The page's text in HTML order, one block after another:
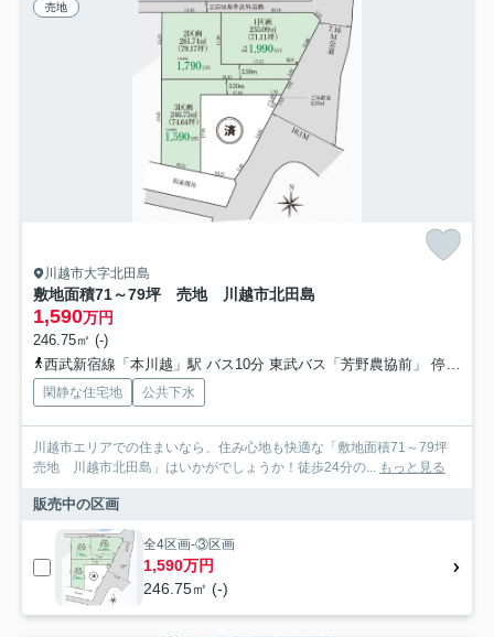
売地
川越市大字北田島
敷地面積71～79坪 売地 川越市北田島
1,590万円
246.75㎡ (-)
西武新宿線「本川越」駅 バス10分 東武バス「芳野農協前」 停歩2分
閑静な住宅地 公共下水
川越市エリアでの住まいなら、住み心地も快適な「敷地面積71～79坪
売地 川越市北田島」はいかがでしょうか！徒歩24分の... もっと見る
販売中の区画
全4区画-③区画
1,590万円
246.75㎡ (-)